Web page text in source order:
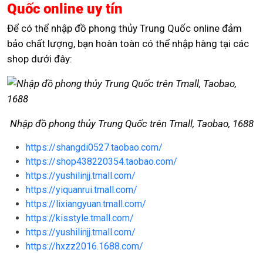
Quốc online uy tín
Để có thể nhập đồ phong thủy Trung Quốc online đảm
bảo chất lượng, bạn hoàn toàn có thể nhập hàng tại các
shop dưới đây:
Nhập đồ phong thủy Trung Quốc trên Tmall, Taobao, 1688
https://shangdi0527.taobao.com/
https://shop438220354.taobao.com/
https://yushilinjj.tmall.com/
https://yiquanrui.tmall.com/
https://lixiangyuan.tmall.com/
https://kisstyle.tmall.com/
https://yushilinjj.tmall.com/
https://hxzz2016.1688.com/